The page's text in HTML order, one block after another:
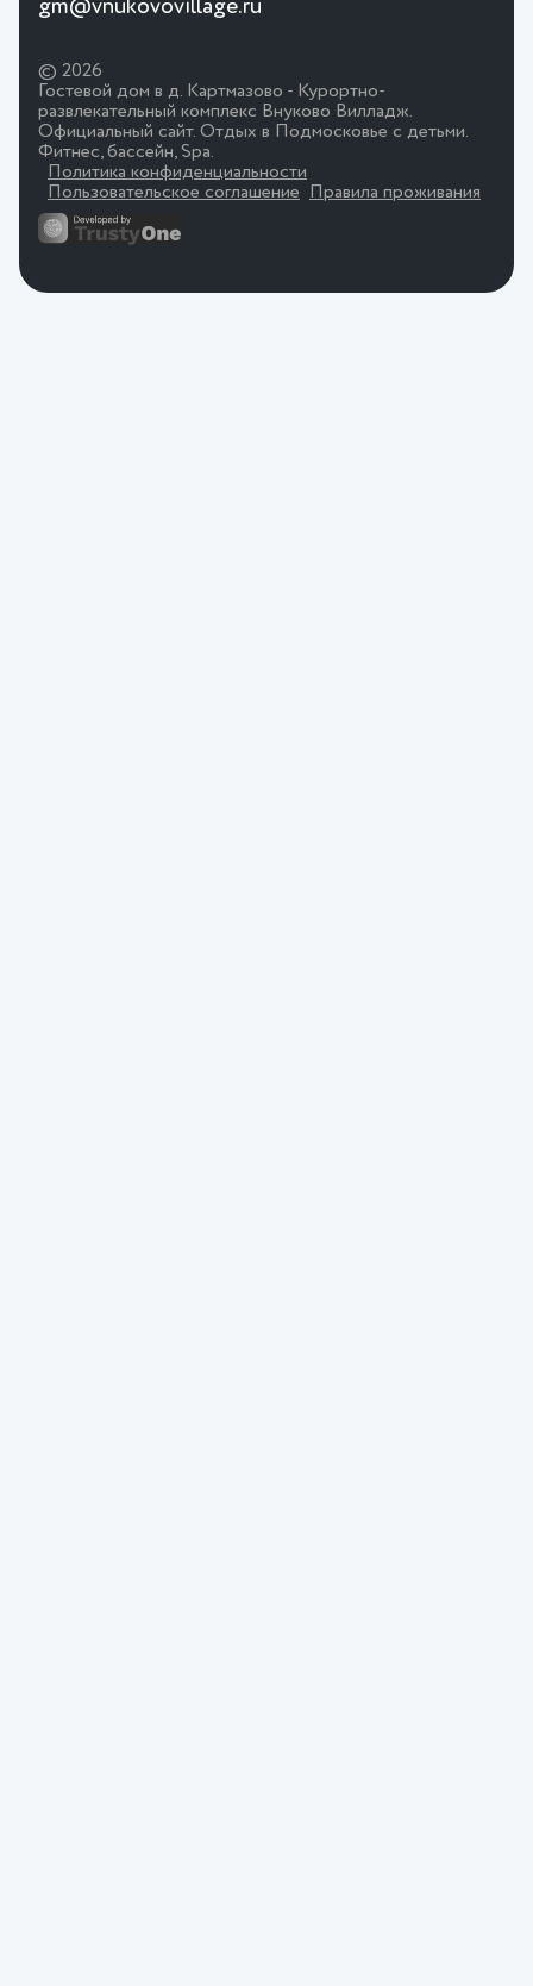
gm@vnukovovillage.ru
© 2026
Гостевой дом в д. Картмазово - Курортно-
развлекательный комплекс Внуково Вилладж.
Официальный сайт. Отдых в Подмосковье с детьми.
Фитнес, бассейн, Spa.
Политика конфиденциальности
Пользовательское соглашение
Правила проживания